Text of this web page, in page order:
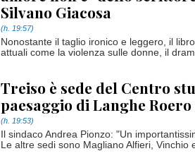
Silvano Giacosa
(h. 19:57)
Nonostante il taglio ironico e leggero, il
attuali come la violenza sulle donne, il
Treiso è sede del Centro
paesaggio di Langhe
(h. 19:53)
Il sindaco Andrea Pionzo: "Un
Le altre sedi sono Magliano Alfieri, Vinchio